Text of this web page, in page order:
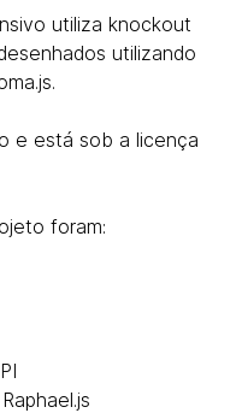
utiliza knockout
utilizando
e está sob a licença
foram: